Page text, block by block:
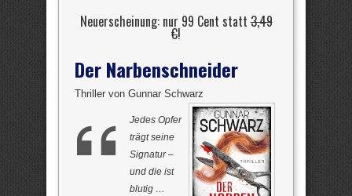
Neuerscheinung: nur 99 Cent statt3,49
€!
Der Narbenschneider
Thriller von Gunnar Schwarz
Jedes Opfer
trägt seine
Signatur –
und die ist
blutig …